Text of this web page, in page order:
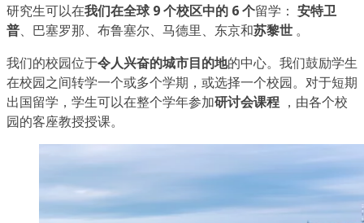
研究生可以在我们在全球 9 个校区中的 6 个留学： 安特卫
普、巴塞罗那、布鲁塞尔、马德里、东京和苏黎世 。
我们的校园位于令人兴奋的城市目的地的中心。我们鼓励学生
在校园之间转学一个或多个学期，或选择一个校园。对于短期
出国留学，学生可以在整个学年参加研讨会课程 ，由各个校
园的客座教授授课。